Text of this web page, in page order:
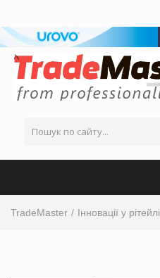
TradeMaster Інновації у рітейлі